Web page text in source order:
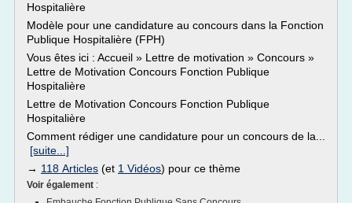
Hospitalière
Modèle pour une candidature au concours dans la Fonction
Publique Hospitalière (FPH)
Vous êtes ici : Accueil » Lettre de motivation » Concours »
Lettre de Motivation Concours Fonction Publique
Hospitalière
Lettre de Motivation Concours Fonction Publique
Hospitalière
Comment rédiger une candidature pour un concours de la...
[suite...]
→ 118 Articles (et 1 Vidéos) pour ce thème
Voir également :